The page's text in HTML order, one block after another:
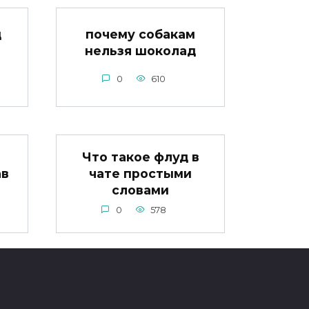
почему собакам
нельзя шоколад
0 610
Что такое флуд в
чате простыми
словами
0 578